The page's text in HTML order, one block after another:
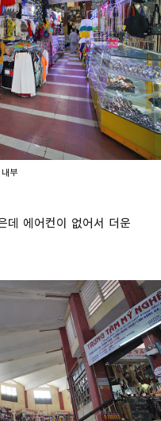
부
데 에어컨이 없어서 더운